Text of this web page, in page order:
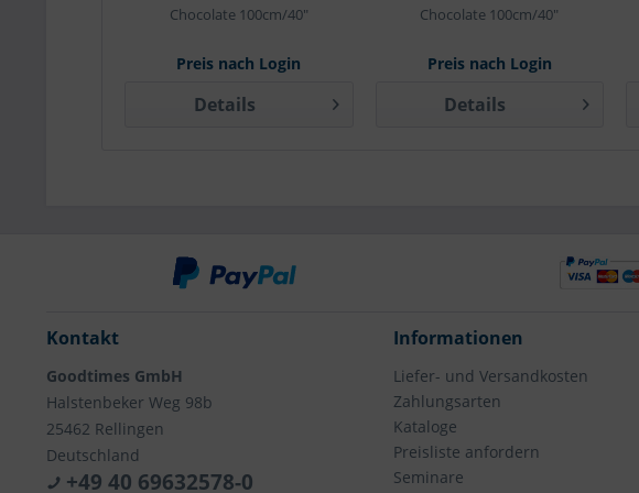
Chocolate 100cm/40"
Preis nach Login
Details
Chocolate 100cm/40"
Preis nach Login
Details
Kontakt
Goodtimes GmbH
Halstenbeker Weg 98b
25462 Rellingen
Deutschland
+49 40 69632578-0
Informationen
Liefer- und Versandkosten
Zahlungsarten
Kataloge
Preisliste anfordern
Seminare